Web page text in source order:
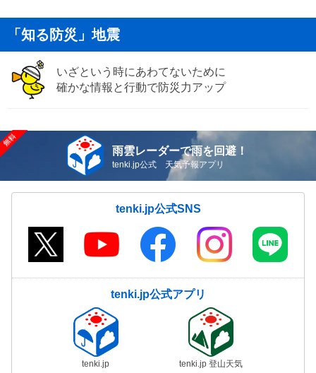
「知る防災」地震
いざという時にあわてないために
確かな情報と行動で防災力アップ
雨雲レーダーで雨を回避！
tenki.jp公式 天気予報アプリ
tenki.jp公式SNS
tenki.jp公式アプリ
tenki.jp tenki.jp 登山天気